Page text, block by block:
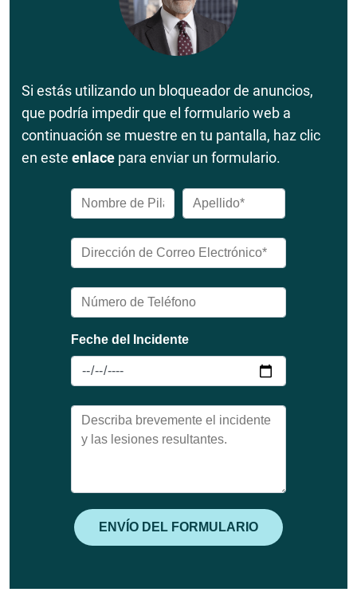
Si estás utilizando un bloqueador de anuncios,
que podría impedir que el formulario web a
continuación se muestre en tu pantalla, haz clic
en este enlace para enviar un formulario.